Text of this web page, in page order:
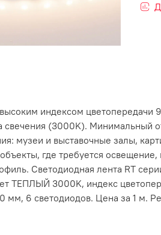
индексом цветопередачи
(3000K). Минимальный
музеи и выставочные залы,
где требуется
Светодиодная лента RT
3000K, индекс
6 светодиодов. Цена за 1 м.